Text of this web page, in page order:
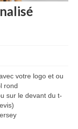
votre logo et ou
rond
sur le devant du t-